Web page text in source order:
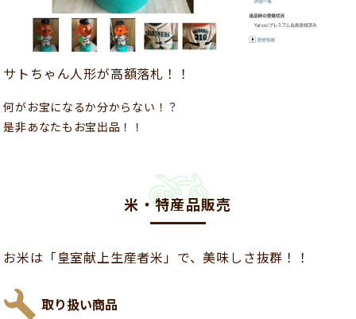
サトちゃん人形が高額落札！！
何がお宝になるか分からない！？
是非あなたもお宝出品！！
米・特産品販売
お米は「皇室献上生産者米」で、美味しさ抜群！！
取り扱い商品